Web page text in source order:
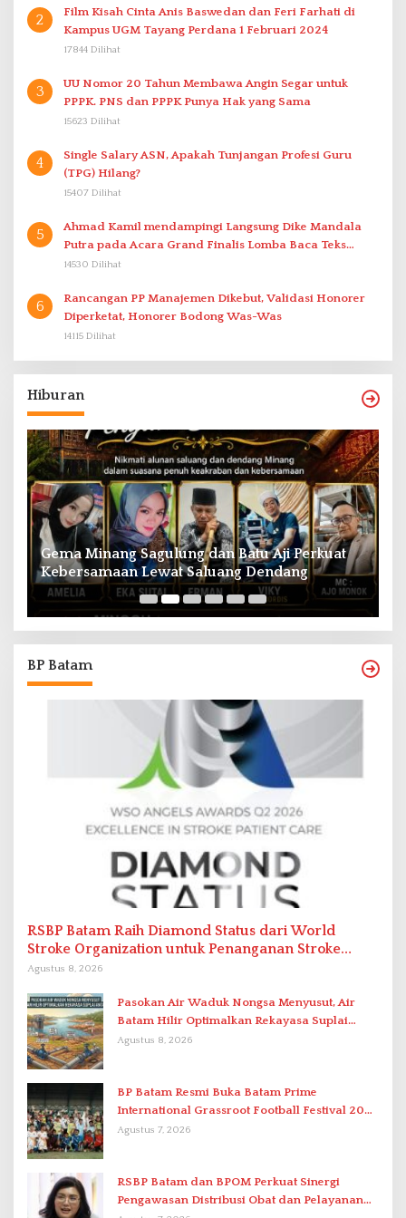
2
Film Kisah Cinta Anis Baswedan dan Feri Farhati di
Kampus UGM Tayang Perdana 1 Februari 2024
17844 Dilihat
3
UU Nomor 20 Tahun Membawa Angin Segar untuk
PPPK. PNS dan PPPK Punya Hak yang Sama
15623 Dilihat
4
Single Salary ASN, Apakah Tunjangan Profesi Guru
(TPG) Hilang?
15407 Dilihat
5
Ahmad Kamil mendampingi Langsung Dike Mandala
Putra pada Acara Grand Finalis Lomba Baca Teks
Proklamasi Mirip Bung Karno di Bali
14530 Dilihat
6
Rancangan PP Manajemen Dikebut, Validasi Honorer
Diperketat, Honorer Bodong Was-Was
14115 Dilihat
Hiburan
Gema Minang Sagulung dan Batu Aji Perkuat
Kebersamaan Lewat Saluang Dendang
BP Batam
RSBP Batam Raih Diamond Status dari World
Stroke Organization untuk Penanganan Stroke
Berstandar Internasional
Agustus 8, 2026
Pasokan Air Waduk Nongsa Menyusut, Air
Batam Hilir Optimalkan Rekayasa Suplai
Antar-IPAM
Agustus 8, 2026
BP Batam Resmi Buka Batam Prime
International Grassroot Football Festival 2026
di Stadion Temenggung Abdul Jamal
Agustus 7, 2026
RSBP Batam dan BPOM Perkuat Sinergi
Pengawasan Distribusi Obat dan Pelayanan